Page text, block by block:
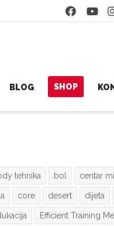
BLOG SHOP
tehnika bol centar
core desert dijeta
Efficient Training